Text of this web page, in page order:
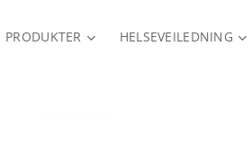
PRODUKTER HELSEVEILEDNING